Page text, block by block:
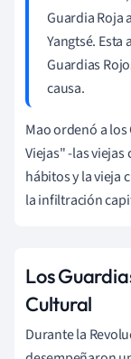
Guardia Roja
Yangtsé.
Guardias
causa.
Mao ordenó a
Viejas" -las
hábitos y la vieja
la infiltración
Los
Cultural
Durante la